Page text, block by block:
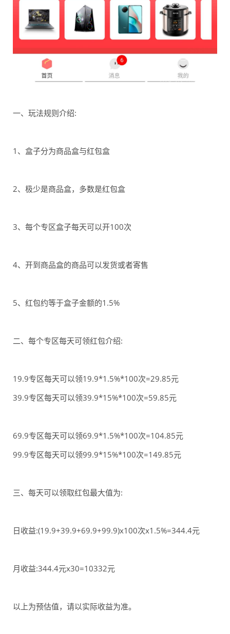
一、玩法规则介绍:
1、盒子分为商品盒与红包盒
2、极少是商品盒，多数是红包盒
3、每个专区盒子每天可以开100次
4、开到商品盒的商品可以发货或者寄售
5、红包约等于盒子金额的1.5%
二、每个专区每天可领红包介绍:
19.9专区每天可以领19.9*1.5%*100次=29.85元
39.9专区每天可以领39.9*15%*100次=59.85元
69.9专区每天可以领69.9*1.5%*100次=104.85元
99.9专区每天可以领99.9*15%*100次=149.85元
三、每天可以领取红包最大值为:
日收益:(19.9+39.9+69.9+99.9)x100次x1.5%=344.4元
月收益:344.4元x30=10332元
以上为预估值，请以实际收益为准。